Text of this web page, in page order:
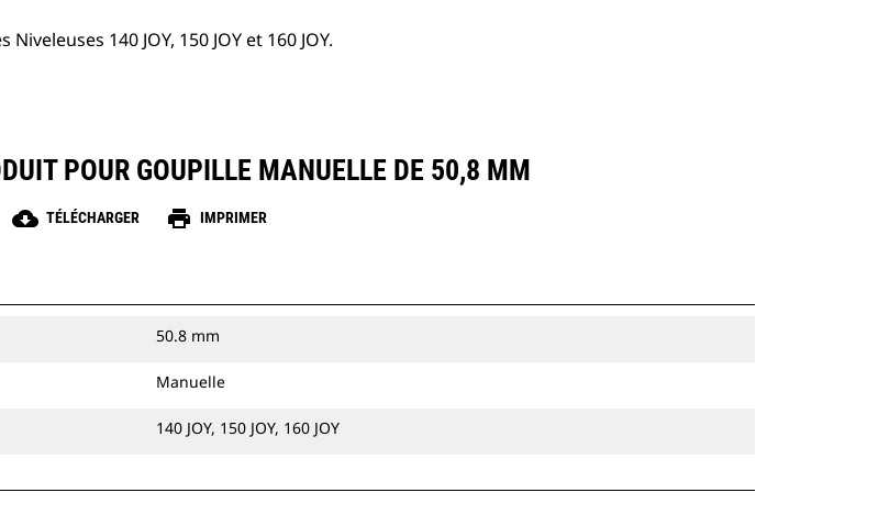
140 JOY, 150 JOY et 160 JOY.
POUR GOUPILLE MANUELLE DE 50,8 MM
cloud_download TÉLÉCHARGER print IMPRIMER
50.8 mm
Manuelle
140 JOY, 150 JOY, 160 JOY